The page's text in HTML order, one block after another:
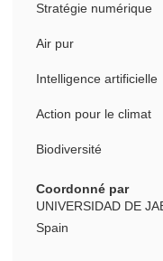
Stratégie numérique
Air pur
Intelligence artificielle
Action pour le climat
Biodiversité
Coordonné par
UNIVERSIDAD DE
Spain